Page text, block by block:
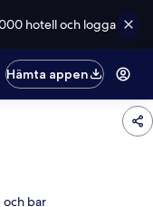
hotell och logga
Hämta appen
och bar